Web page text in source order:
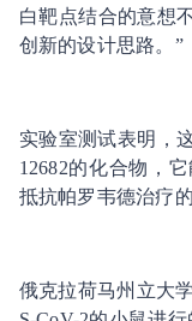
白靶点结合的意想
创新的设计思路。”
实验室测试表明，
12682的化合物，
抵抗帕罗韦德治疗
俄克拉荷马州立大